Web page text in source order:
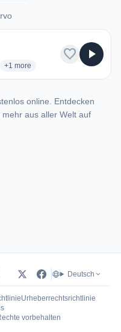
stations
+1 more genres for Cidade Web
more
favorite play_arrow
online. Entdecken
aus aller Welt auf
Deutsch
Urheberrechtsrichtlinie
(öffnet in neuem Tab)
vorbehalten